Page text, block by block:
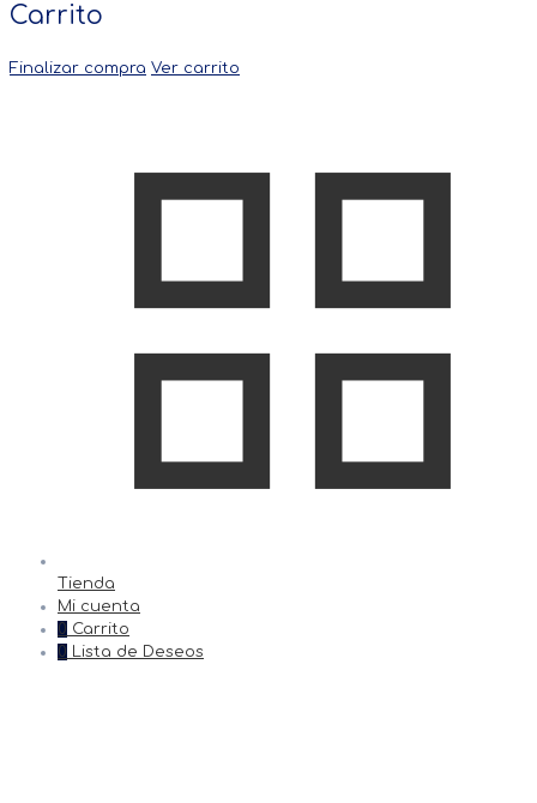
Carrito
Finalizar compra Ver carrito
Tienda
Mi cuenta
0 Carrito
0 Lista de Deseos